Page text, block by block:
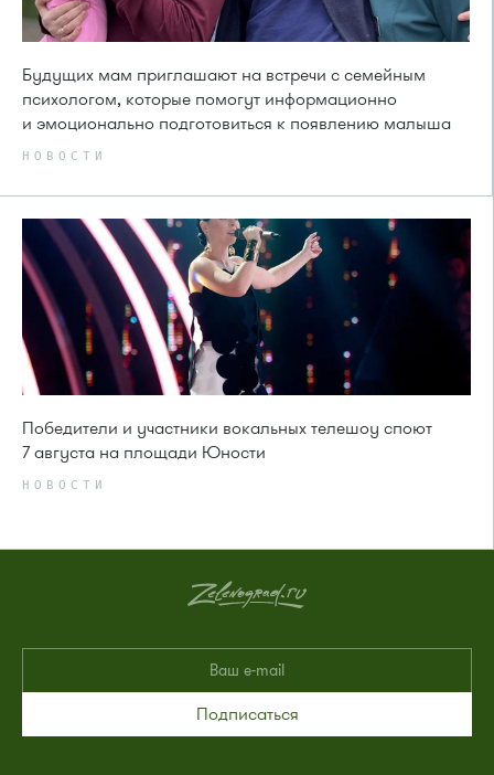
Будущих мам приглашают на встречи с семейным
психологом, которые помогут информационно
и эмоционально подготовиться к появлению малыша
НОВОСТИ
Победители и участники вокальных телешоу споют
7 августа на площади Юности
НОВОСТИ
Подписаться